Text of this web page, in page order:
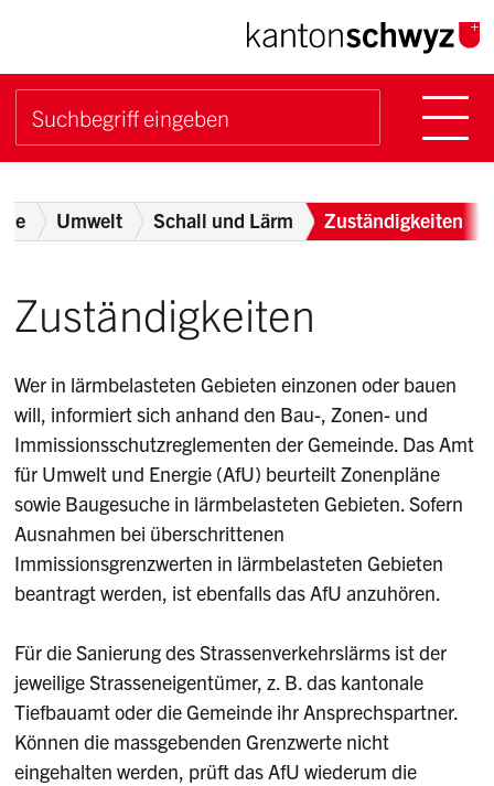
Navigieren im Kanton
Schnellnavigation
Suchbegriff
Breadcrumb
Umwelt Schall und Lärm Zuständigkeiten
Zuständigkeiten
Wer in lärmbelasteten Gebieten einzonen oder bauen
will, informiert sich anhand den Bau-, Zonen- und
Immissionsschutzreglementen der Gemeinde. Das Amt
für Umwelt und Energie (AfU) beurteilt Zonenpläne
sowie Baugesuche in lärmbelasteten Gebieten. Sofern
Ausnahmen bei überschrittenen
Immissionsgrenzwerten in lärmbelasteten Gebieten
beantragt werden, ist ebenfalls das AfU anzuhören.
Für die Sanierung des Strassenverkehrslärms ist der
jeweilige Strasseneigentümer, z. B. das kantonale
Tiefbauamt oder die Gemeinde ihr Ansprechspartner.
Können die massgebenden Grenzwerte nicht
eingehalten werden, prüft das AfU wiederum die